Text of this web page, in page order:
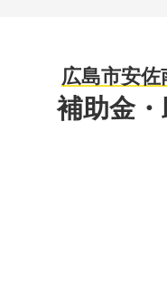
広島市安佐
補助金